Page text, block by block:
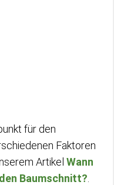
für den
Faktoren
Artikel Wann
Baumschnitt?